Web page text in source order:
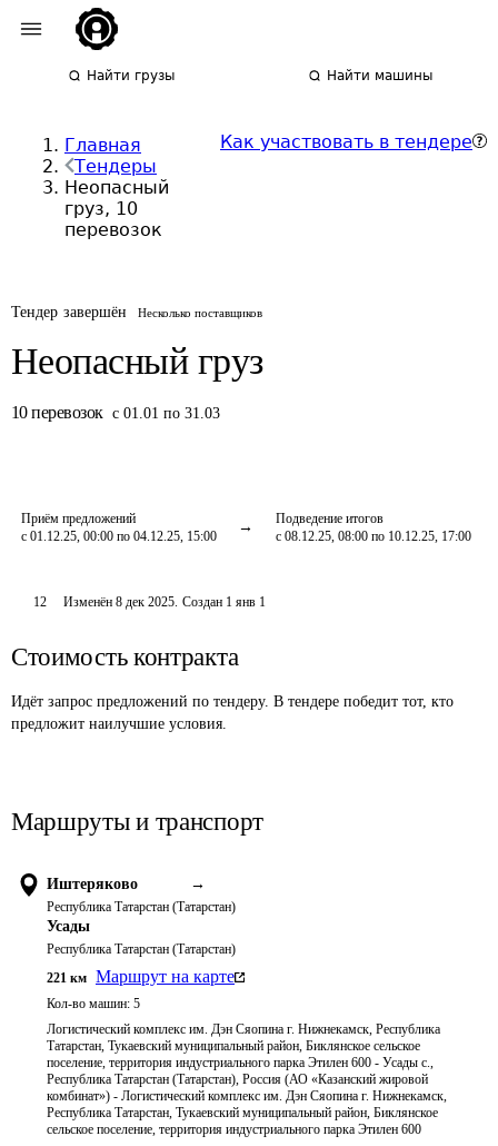
Найти грузы Найти машины
Главная
Тендеры
Неопасный
груз, 10
перевозок
Как участвовать в тендере
Тендер завершён Несколько поставщиков
Неопасный груз
10 перевозок с 01.01 по 31.03
Приём предложений
с 01.12.25, 00:00 по 04.12.25, 15:00
Подведение итогов
с 08.12.25, 08:00 по 10.12.25, 17:00
12 Изменён8 дек 2025. Создан 1 янв 1
Стоимость контракта
Идёт запрос предложений по тендеру. В тендере победит тот, кто
предложит наилучшие условия.
Маршруты и транспорт
Иштеряково →
Республика Татарстан (Татарстан)
Усады
Республика Татарстан (Татарстан)
221 км Маршрут на карте
Кол-во машин: 5
Логистический комплекс им. Дэн Сяопина г. Нижнекамск, Республика
Татарстан, Тукаевский муниципальный район, Биклянское сельское
поселение, территория индустриального парка Этилен 600 - Усады с.,
Республика Татарстан (Татарстан), Россия (АО «Казанский жировой
комбинат») - Логистический комплекс им. Дэн Сяопина г. Нижнекамск,
Республика Татарстан, Тукаевский муниципальный район, Биклянское
сельское поселение, территория индустриального парка Этилен 600